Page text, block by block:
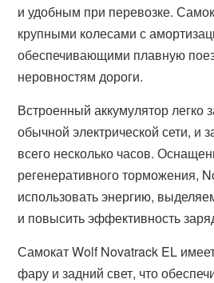
и удобным при перевозке.
крупными колесами с
обеспечивающими плавную
неровностям дороги.
Встроенный аккумулятор легко
обычной электрической сети, и
всего несколько часов.
регенеративного торможения,
использовать энергию,
и повысить эффективность
Самокат Wolf Novatrack EL
фару и задний свет, что